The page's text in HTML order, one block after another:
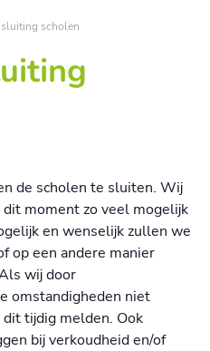
scholen
de scholen te sluiten. Wij
moment zo veel mogelijk
en wenselijk zullen we
op een andere manier
wij door
omstandigheden niet
tijdig melden. Ook
bij verkoudheid en/of